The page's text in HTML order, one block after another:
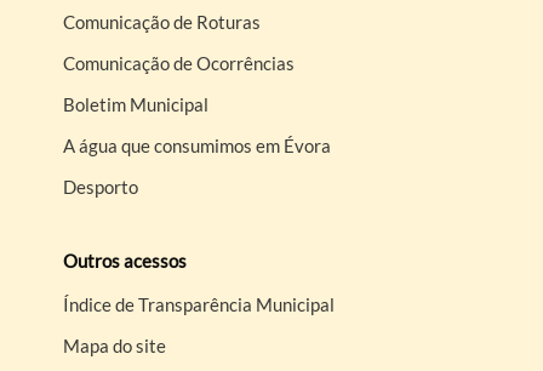
Comunicação de Roturas
Comunicação de Ocorrências
Boletim Municipal
A água que consumimos em Évora
Desporto
Outros acessos
Índice de Transparência Municipal
Mapa do site